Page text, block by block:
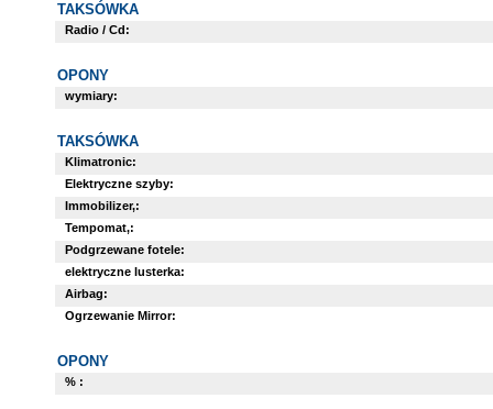
TAKSÓWKA
Radio / Cd:
OPONY
wymiary:
TAKSÓWKA
Klimatronic:
Elektryczne szyby:
Immobilizer,:
Tempomat,:
Podgrzewane fotele:
elektryczne lusterka:
Airbag:
Ogrzewanie Mirror:
OPONY
% :